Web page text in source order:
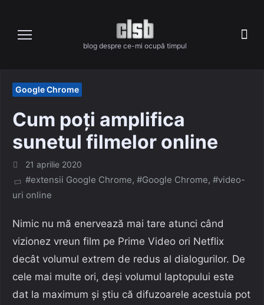
content
blog despre ce-mi ocupă timpul
Google Chrome
Cum poți amplifica
sunetul filmelor online
Posted
on
21 aprilie 2020
#extensii Google Chrome, #Google Chrome, #video-
uri online
Nimic nu mă enervează mai tare atunci când
vizionez vreun film pe Prime Video ori Netflix
decât volumul extrem de redus al dialogurilor. De
cele mai multe ori, deși volumul laptopului este
dat la maximum și știu că difuzoarele acestuia pot